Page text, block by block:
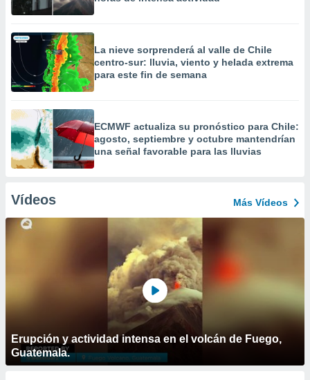
La nieve sorprenderá al valle de Chile
centro-sur: lluvia, viento y helada extrema
para este fin de semana
ECMWF actualiza su pronóstico para Chile:
agosto, septiembre y octubre mantendrían
una señal favorable para las lluvias
Vídeos Más Vídeos
Erupción y actividad intensa en el volcán de Fuego,
Guatemala.